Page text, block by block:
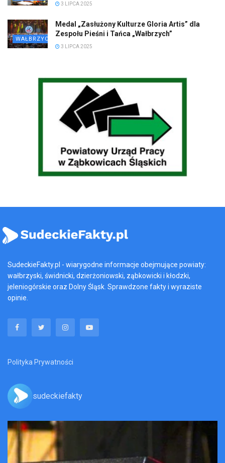
3 LIPCA 2025
WAŁBRZYCH
Medal „Zasłużony Kulturze Gloria Artis” dla
Zespołu Pieśni i Tańca „Wałbrzych”
3 LIPCA 2025
SudeckieFakty.pl - wiarygodne informacje obejmujące powiaty:
wałbrzyski, świdnicki, dzierżoniowski, ząbkowicki i kłodzki,
jeleniogórskie oraz Dolny Śląsk. Sprawdzone fakty i wyraziste
opinie.
Polityka Prywatności
sudeckiefakty